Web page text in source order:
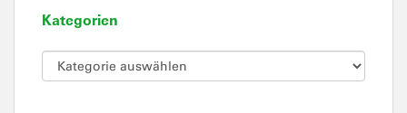
Kategorien
Kategorien